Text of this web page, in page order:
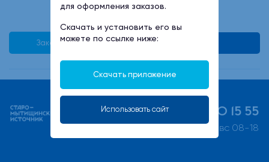
Заказать в 1 клик
+7 (495) 730 15 55
пн-пт 08-21, сб-вс 08-18
для оформления заказов.
Скачать и установить его вы
можете по ссылке ниже:
Скачать приложение
Использовать сайт